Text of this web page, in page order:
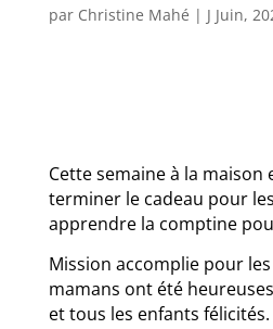
par Christine Mahé | J Juin,
Cette semaine à la maison
terminer le cadeau pour
apprendre la comptine
Mission accomplie pour
mamans ont été
et tous les enfants félicités.